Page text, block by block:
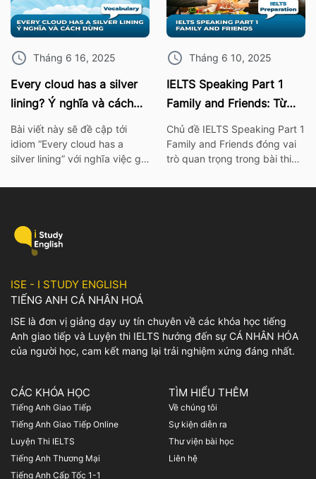
IELTS Speaking. I. 10 Phrasal
verb chủ đề sức khỏe Burn
out – […]
đề này nhé! 1. Bài mẫu IELTS
Speaking Part 2: Describe an
object […]
Tháng 6 16, 2025
Every cloud has a silver
lining? Ý nghĩa và cách
dùng chính xác nhất
Bài viết này sẽ đề cập tới
idiom “Every cloud has a
silver lining” với nghĩa việc gì
có thể mà làm điều gì đó. Để
idiom này, mọi người có thể
tham khảo bài viết […]
Tháng 6 10, 2025
IELTS Speaking Part 1
Family and Friends: Từ
vựng kèm bài mẫu chi tiết
Chủ đề IELTS Speaking Part 1
Family and Friends đóng vai
trò quan trọng trong bài thi
hiểu các từ vựng thông dụng
ISE - I STUDY ENGLISH
TIẾNG ANH CÁ NHÂN HOÁ
ISE là đơn vị giảng dạy uy tín chuyên về các khóa học tiếng
Anh giao tiếp và Luyện thi IELTS hướng đến sự CÁ NHÂN HÓA
của người học, cam kết mang lại trải nghiệm xứng đáng nhất.
CÁC KHÓA HỌC
Tiếng Anh Giao Tiếp
Tiếng Anh Giao Tiếp Online
Luyện Thi IELTS
Tiếng Anh Thương Mại
Tiếng Anh Cấp Tốc 1-1
TÌM HIỂU THÊM
Về chúng tôi
Sự kiện diễn ra
Thư viện bài học
Liên hệ